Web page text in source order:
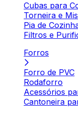
Cubas para
Torneira e
Pia de
Filtros e
Forros
Forro de PVC
Rodaforro
Acessórios
Cantoneira